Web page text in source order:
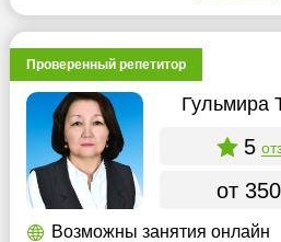
Проверенный репетитор
Гульмира
5
от
Возможны занятия онлайн